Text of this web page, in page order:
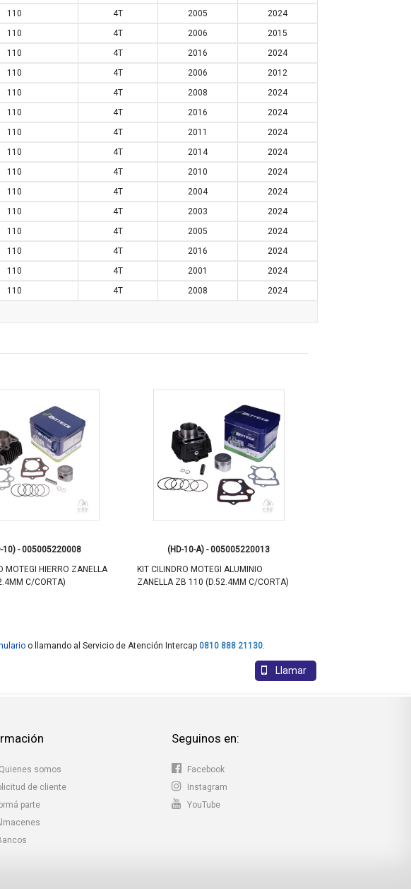
110 4T 2005
2024
110 4T 2006
2015
110 4T 2016
2024
110 4T 2006
2012
110 4T 2008
2024
110 4T 2016
2024
110 4T 2011
2024
110 4T 2014
2024
110 4T 2010
2024
110 4T 2004
2024
110 4T 2003
2024
110 4T 2005
2024
110 4T 2016
2024
110 4T 2001
2024
110 4T 2008 2024
10) - 005005220008
MOTEGI HIERRO ZANELLA
C/CORTA)
(HD-10-A) - 005005220013
KIT CILINDRO MOTEGI ALUMINIO
ZANELLA ZB 110 (D.52.4MM C/CORTA)
o llamando al Servicio de Atención Intercap 0810 888 21130.
Llamar
Quienes somos
de cliente
parte
Seguinos en:
Facebook
Instagram
YouTube